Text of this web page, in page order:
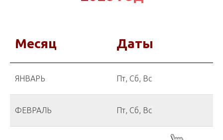
Месяц Даты
ЯНВАРЬ Пт, Сб, Вс
ФЕВРАЛЬ Пт, Сб, Вс